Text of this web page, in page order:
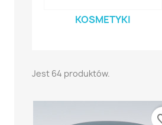
KOSMETYKI
Jest 64 produktów.